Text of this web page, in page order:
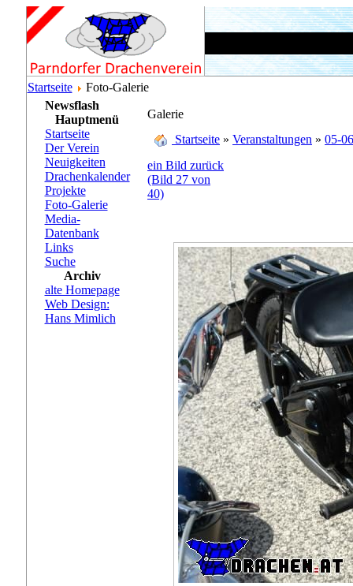
Startseite
Foto-Galerie
Newsflash
Hauptmenü
Startseite
Der Verein
Neuigkeiten
Drachenkalender
Projekte
Foto-Galerie
Media-
Datenbank
Links
Suche
Archiv
alte Homepage
Web Design:
Hans Mimlich
Galerie
Startseite » Veranstaltungen » 05-
ein Bild zurück
(Bild 27 von
40)